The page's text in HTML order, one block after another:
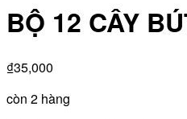
BỘ 12 CÂY
₫35,000
còn 2 hàng